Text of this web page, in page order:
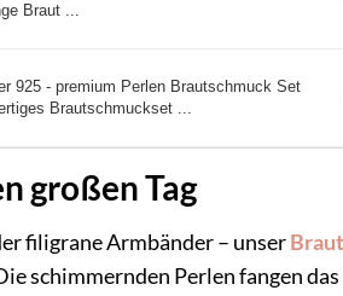
Braut ...
925 - premium Perlen Brautschmuck Set
Brautschmuckset ...
großen Tag
filigrane Armbänder – unser
schimmernden Perlen fangen